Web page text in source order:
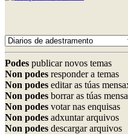
Podes publicar novos temas
Non podes responder a temas
Non podes editar as túas
Non podes borrar as túas
Non podes votar nas enquisas
Non podes adxuntar arquivos
Non podes descargar arquivos